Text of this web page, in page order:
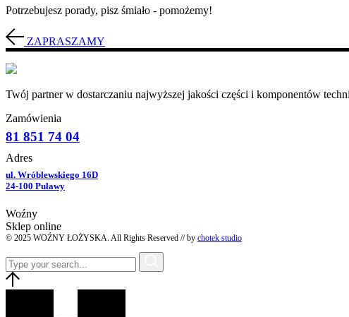
Potrzebujesz porady, pisz śmiało - pomożemy!
ZAPRASZAMY
Twój partner w dostarczaniu najwyższej jakości części i komponentów
Zamówienia
81 851 74 04
Adres
ul. Wróblewskiego 16D
24-100 Puławy
Woźny
Sklep online
© 2025 WOŹNY ŁOŻYSKA. All Rights Reserved // by chotek studio